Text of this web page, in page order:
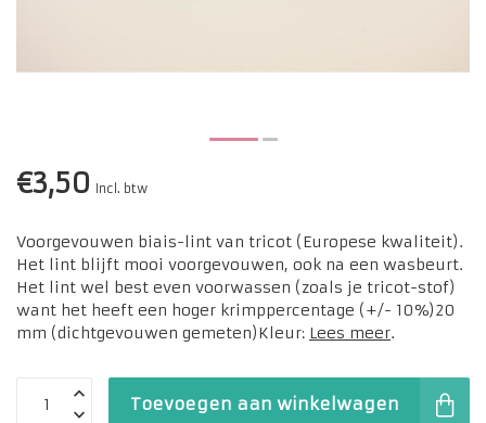
€3,50 Incl. btw
Voorgevouwen biais-lint van tricot (Europese kwaliteit).
Het lint blijft mooi voorgevouwen, ook na een wasbeurt.
Het lint wel best even voorwassen (zoals je tricot-stof)
want het heeft een hoger krimppercentage (+/- 10%)20
mm (dichtgevouwen gemeten)Kleur: Lees meer.
Toevoegen aan winkelwagen